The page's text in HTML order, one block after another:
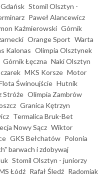
Stomil Olsztyn -
Paweł Alancewicz
Kaźmierowski Górnik
Orange Sport Warta
Kalonas Olimpia Olsztynek
Górnik Łęczna Naki Olsztyn
MKS Korsze Motor
Świnoujście Hutnik
Stróże Olimpia Zambrów
Granica Kętrzyn
Termalica Bruk-Bet
Nowy Sącz Wiktor
GKS Bełchatów Polonia
barwach i zdobywaj
Stomil Olsztyn - juniorzy
Łódź Rafał Śledź Radomiak